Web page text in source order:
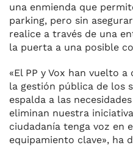
una enmienda que
parking, pero sin
realice a través de una
la puerta a una posible
«El PP y Vox han vuelto
la gestión pública de los
espalda a las
eliminan nuestra
ciudadanía tenga voz en
equipamiento clave», ha